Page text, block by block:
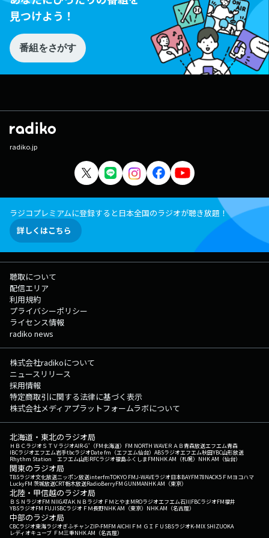
見つけよう！
番組をさがす
radiko.jp
ラジコプレミアムに登録すると日本全国のラジオが聴き放題！
詳しくはこちら
聴取について
配信エリア
利用規約
プライバシーポリシー
ライセンス情報
radiko news
株式会社radikoについて
ニュースリリース
採用情報
特定商取引に関する法律に基づく表示
株式会社メディアプラットフォームラボについて
北海道・東北のラジオ局
ＨＢＣラジオＳＴＶラジオAIR-G'（FM北海道） FM NORTH WAVEＲＡＢ青森放送エフエム青森
IBCラジオエフエム岩手tbcラジオDate fm（エフエム仙台） ABSラジオエフエム秋田YBC山形放送
Rhythm Station エフエム山形RFCラジオ福島ふくしまFMNHK AM（札幌） NHK AM（仙台）
関東のラジオ局
TBSラジオ文化放送ニッポン放送interfmTOKYO FMJ-WAVEラジオ日本BAYFM78NACK5 ＦＭヨコハマ
LuckyFM 茨城放送CRT栃木放送RadioBerryFM GUNMANHK AM（東京）
北陸・甲信越のラジオ局
ＢＳＮラジオFM NIIGATAＫＮＢラジオ ＦＭとやまMROラジオエフエム石川FBCラジオFM福井
YBSラジオFM FUJISBCラジオ ＦＭ長野NHK AM（東京） NHK AM（名古屋）
中部のラジオ局
CBCラジオ東海ラジオぎふチャンZIP-FMFM AICHI ＦＭ ＧＩＦＵ SBSラジオK-MIX SHIZUOKA
レディオキューブ ＦＭ三重NHK AM（名古屋）